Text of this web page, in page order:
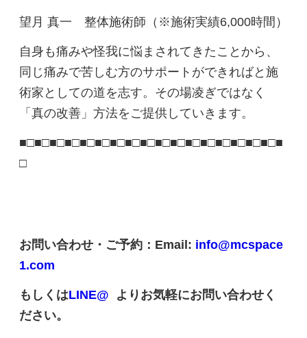
望月 真一 整体施術師（※施術実績6,000時間）
自身も痛みや怪我に悩まされてきたことから、
同じ痛みで苦しむ方のサポートができればと施
術家としての道を志す。その場凌ぎではなく
「真の改善」方法をご提供していきます。
■□■□■□■□■□■□■□■□■□■□■□■□■□■□■□■□■□■
□
お問い合わせ・ご予約：Email: info@mcspace
1.com
もしくはLINE@ よりお気軽にお問い合わせく
ださい。